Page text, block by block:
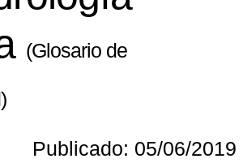
(Glosario de
Publicado: 05/06/2019